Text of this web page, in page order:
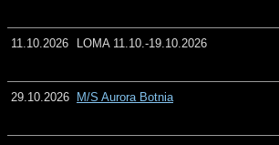
11.10.2026 LOMA 11.10.-19.10.2026
29.10.2026 M/S Aurora Botnia